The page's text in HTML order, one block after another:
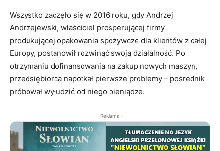
Wszystko zaczęło się w 2016 roku, gdy Andrzej
Andrzejewski, właściciel prosperującej firmy
produkującej opakowania spożywcze dla klientów z całej
Europy, postanowił rozwinąć swoją działalność. Po
otrzymaniu dofinansowania na zakup nowych maszyn,
przedsiębiorca napotkał pierwsze problemy – pośrednik
próbował wyłudzić od niego pieniądze.
- Reklama -